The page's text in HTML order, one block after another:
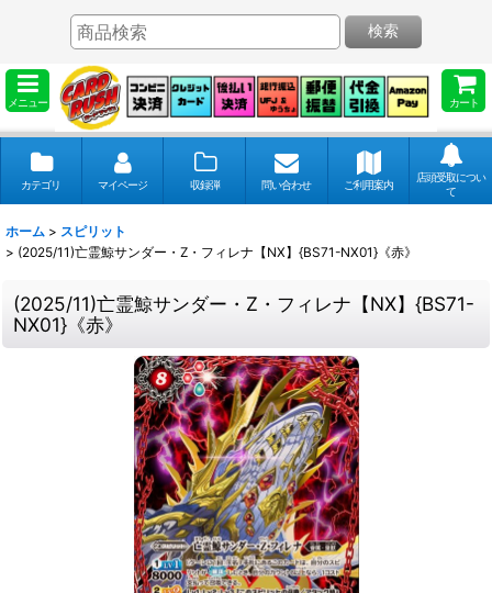
メニュー カート
検索
カテゴリ マイページ 収録弾 問い合わせ ご利用案内
店頭受取につい
て
ホーム > スピリット
> (2025/11)亡霊鯨サンダー・Z・フィレナ【NX】{BS71-NX01}《赤》
(2025/11)亡霊鯨サンダー・Z・フィレナ【NX】{BS71-
NX01}《赤》